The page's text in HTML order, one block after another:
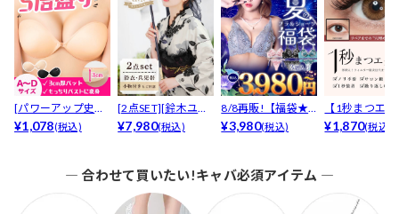
[パワーアップ史上
最強5倍盛りアップ
¥1,078(税込)
[2点SET][鈴木ユリ
ア(baby)...
¥7,980(税込)
8/8再販!【福袋★
ブラセット3点
¥3,980(税込)
【1秒まつエ
リュームタイ
¥1,870(税込)
― 合わせて買いたい!キャバ必須アイテム ―